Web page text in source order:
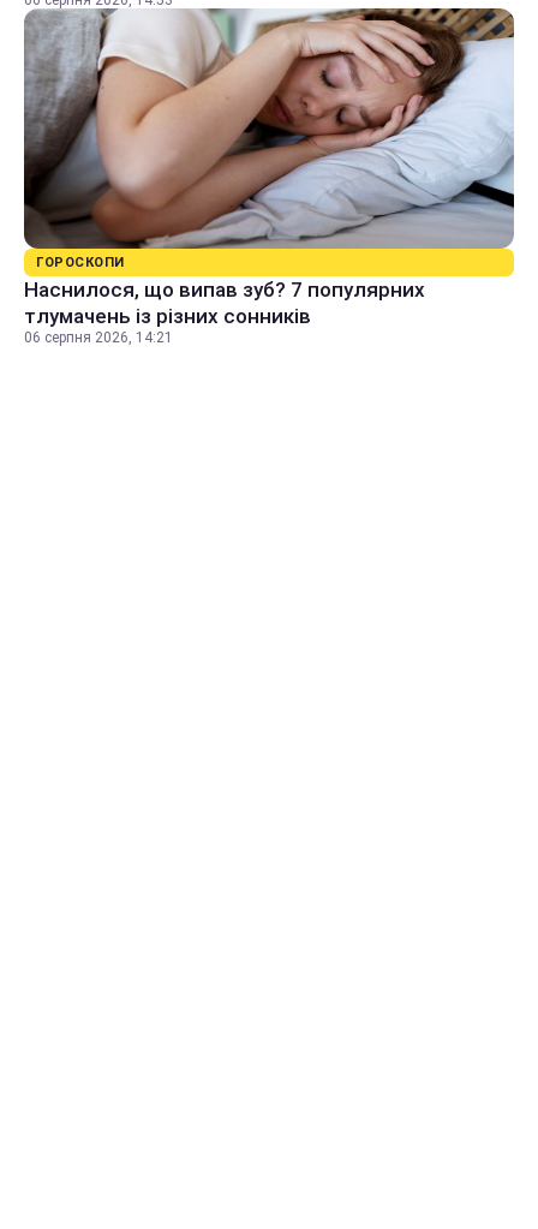
ГОРОСКОПИ
Наснилося, що випав зуб? 7 популярних
тлумачень із різних сонників
06 серпня 2026, 14:21